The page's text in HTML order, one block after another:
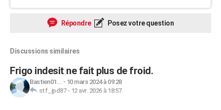
Répondre Posez votre question
Discussions similaires
Frigo indesit ne fait plus de froid.
Bastien01... - 10 mars 2024 à 09:28
stf_jpd87- 12 avr. 2026 à 18:57